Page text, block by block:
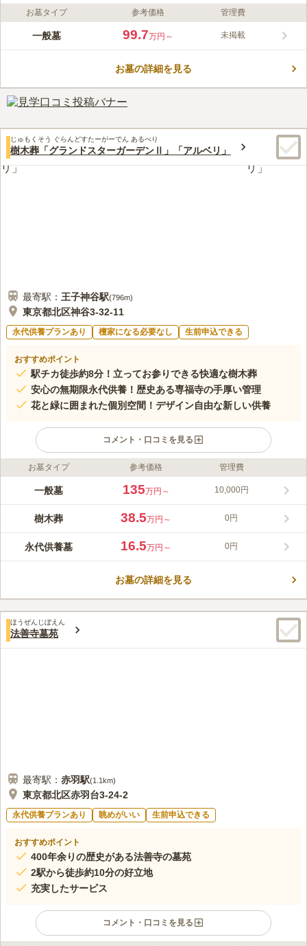
ライフドット編集部のコメント
東京メトロ南北線の「王子神谷駅」を筆頭に、電車の駅から近い
りすることが可能です。生前墓にも対応しており、建立者の名前
は絶品です。
口コミ評価
50代男性
お花、お供え物は自宅から持参するので周りの状況は、一切分か
りません。食事処なども別の場所で摂ることが多いのでわかりません。
口コミの続きを読む
お墓タイプ 参考価格 管理費
一般墓 99.7万円～ 未掲載
お墓の詳細を見る
じゅもくそう ぐらんどすたーがーでん あるべり
樹木葬「グランドスターガーデンⅡ」「アルベリ」
最寄駅： 王子神谷駅(796m)
東京都北区神谷3-32-11
永代供養プランあり 檀家になる必要なし 生前申込できる
おすすめポイント
駅チカ徒歩約8分！立ってお参りできる快適な樹木葬
安心の無期限永代供養！歴史ある専福寺の手厚い管理
花と緑に囲まれた個別空間！デザイン自由な新しい供養
コメント・口コミを見る
ライフドット編集部のコメント
このお寺様内全ての樹木葬は無期限永代供養墓です。 宗教自
芳名プレート込みでお求めになりやすい故人とご遺族に寄り添っ
た永代供養墓と樹木葬です。 新たに宗派不問・承継者不要の合
りました。 境内の一般墓所もご案内しております。お気軽にお
問い合わせください。
最寄駅の周辺にはお供え用の花を売っているところが無いので墓
地から徒歩5、６分の所にあるイオンでお花を買ってからお参りに行きま
す。墓地の近くでお花が買える所があると便利だと思います。
お墓タイプ 参考価格 管理費
一般墓 135万円～ 10,000円
樹木葬 38.5万円～ 0円
永代供養墓 16.5万円～ 0円
お墓の詳細を見る
ほうぜんじぼえん
法善寺墓苑
最寄駅： 赤羽駅(1.1km)
東京都北区赤羽台3-24-2
永代供養プランあり 眺めがいい 生前申込できる
おすすめポイント
400年余りの歴史がある法善寺の墓苑
2駅から徒歩約10分の好立地
充実したサービス
コメント・口コミを見る